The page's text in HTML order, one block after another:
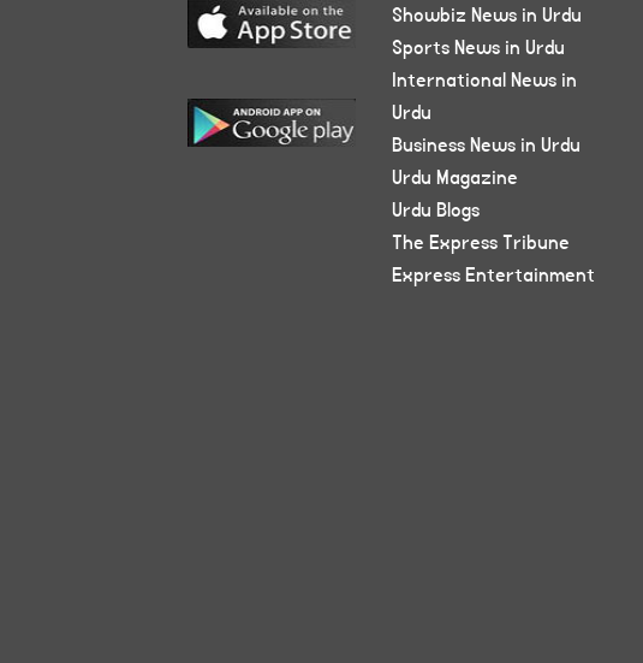
Showbiz News in Urdu
Sports News in Urdu
International News in
Urdu
Business News in Urdu
Urdu Magazine
Urdu Blogs
The Express Tribune
Express Entertainment